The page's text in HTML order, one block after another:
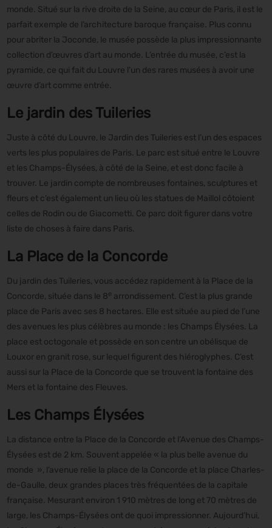
monde. Situé sur la rive droite de la Seine, au cœur de Paris, il est le
parfait exemple de l’architecture baroque française. Plus connu
pour abriter la Joconde, le musée possède la plus impressionnante
collection d’œuvres d’art au monde. L’entrée du musée, c’est la
pyramide, ce qui fait du Louvre l’un des rares musées à avoir une
œuvre d’art comme entrée.
Le jardin des Tuileries
Juste à côté du Louvre, le Jardin des Tuileries est l’un des espaces
verts les plus populaires de Paris. Le parc est situé entre le Louvre
et les Champs-Élysées, à côté de la Seine, et est donc facile à
trouver. Le jardin compte de nombreuses fontaines, sculptures et
fleurs et c’est également un lieu où les statues de Maillol côtoient
celles de Rodin ou de Giacometti. Ce parc doit figurer dans votre
liste de choses à faire dans Paris.
La Place de la Concorde
Du jardin des Tuileries, vous accédez rapidement à la Place de la
Concorde, située dans le 8e arrondissement. C’est la plus grande
place de Paris avec ses 8 hectares. Elle est située au pied de l’une
des avenues les plus célèbres au monde : les Champs Élysées. La
place est octogonale et possède en son centre un obélisque de
Louxor en granit rose, sur lequel figurent des hiéroglyphes. C’est
aussi sur la Place de la Concorde que se trouvent la fontaine des
Mers et la fontaine des Fleuves.
Les Champs Élysées
La distance entre la Place de la Concorde et l’Avenue des Champs-
Élysées est de 2 km. Souvent appelée « la plus belle avenue du
monde », l’avenue relie la place de la Concorde et la place Charles-
de-Gaulle, deux grandes places très fréquentées de la capitale
française. Mesurant environ 1 910 mètres de long et 70 mètres de
large, les Champs-Élysées ont de quoi impressionner. Aujourd’hui,